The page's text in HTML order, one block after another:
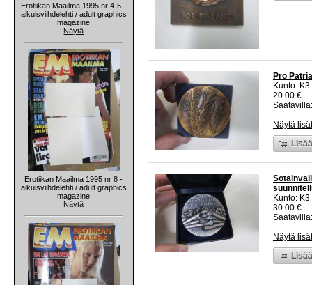
Erotiikan Maailma 1995 nr 4-5 -
aikuisviihdelehti / adult graphics
magazine
Näytä
Erotiikan Maailma 1995 nr 8 -
aikuisviihdelehti / adult graphics
magazine
Näytä
Pro
Kunto:
20.00 €
Näytä
Kunto:
30.00 €
Näytä